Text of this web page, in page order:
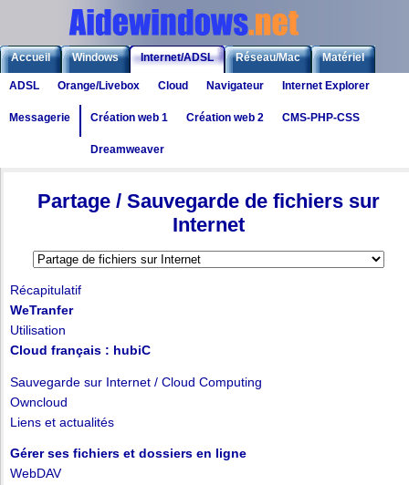
Accueil Windows Internet/ADSL Réseau/Mac Matériel
Logiciels Liens Jeux
ADSL Orange/Livebox Cloud Navigateur Internet Explorer
Messagerie Création web 1 Création web 2 CMS-PHP-CSS
Dreamweaver
Partage / Sauvegarde de fichiers sur
Internet
Récapitulatif
WeTranfer
Utilisation
Cloud français : hubiC
Sauvegarde sur Internet / Cloud Computing
Owncloud
Liens et actualités
Gérer ses fichiers et dossiers en ligne
WebDAV